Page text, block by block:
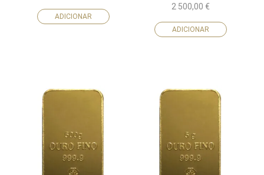
ADICIONAR
2 500,00 €
ADICIONAR